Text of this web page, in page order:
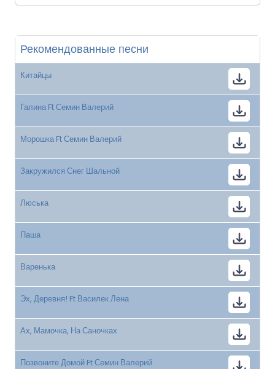
Рекомендованные песни
Китайцы
Галина Ft Семин Валерий
Морошка Ft Семин Валерий
Закружился Снег Шальной
Люська
Паша
Варенька
Эх, Деревня! Ft Василек Лена
Ах, Мамочка, На Саночках
Позвоните Домой Ft Семин Валерий